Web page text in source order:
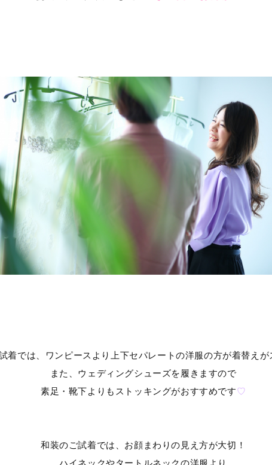
では、ワンピースより上下セパレートの洋服の方が着替えが
また、ウェディングシューズを履きますので
素足・靴下よりもストッキングがおすすめです♡
和装のご試着では、お顔まわりの見え方が大切！